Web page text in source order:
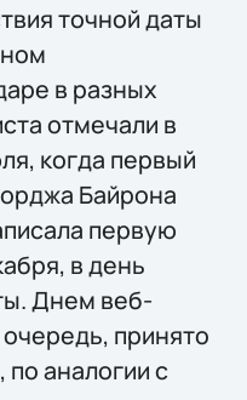
точной даты
в разных
отмечали в
когда первый
Байрона
первую
в день
Днем веб-
принято
аналогии с